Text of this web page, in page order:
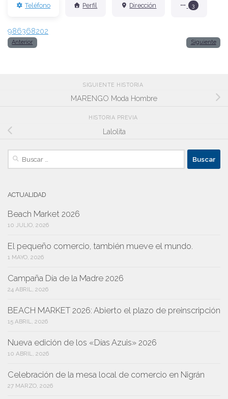
Teléfono Perfil Dirección 3
986368202
Anterior Siguiente
SIGUIENTE HISTORIA
MARENGO Moda Hombre
HISTORIA PREVIA
Lalolita
Buscar:
ACTUALIDAD
Beach Market 2026
10 JULIO, 2026
El pequeño comercio, también mueve el mundo.
1 MAYO, 2026
Campaña Día de la Madre 2026
24 ABRIL, 2026
BEACH MARKET 2026: Abierto el plazo de preinscripción
15 ABRIL, 2026
Nueva edición de los «Días Azuis» 2026
10 ABRIL, 2026
Celebración de la mesa local de comercio en Nigrán
27 MARZO, 2026